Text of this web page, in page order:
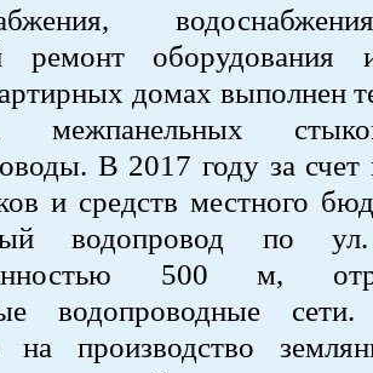
ремонт
домах выполнен
межпанельных
В 2017 году за
и средств местного
водопровод по
500 м,
водопроводные
на производство